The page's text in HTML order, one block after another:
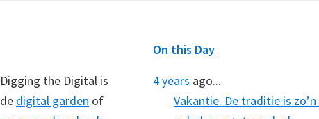
Digging the Digital is
de digital garden of
On this Day
4 years ago...
Vakantie. De traditie is